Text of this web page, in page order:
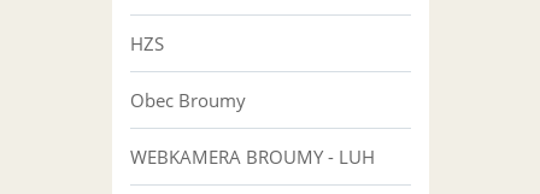
HZS
Obec Broumy
WEBKAMERA BROUMY - LUH